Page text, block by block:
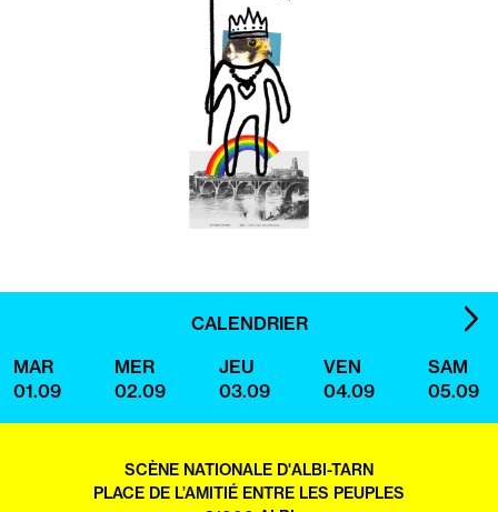
CALENDRIER
MAR
01.09
MER
02.09
JEU
03.09
VEN
04.09
SAM
05.09
SCÈNE NATIONALE D'ALBI-TARN
PLACE DE L’AMITIÉ ENTRE LES PEUPLES